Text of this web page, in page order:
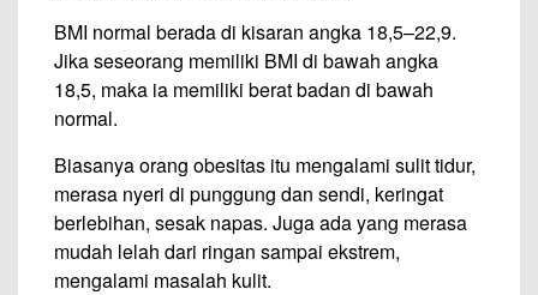
BMI normal berada di kisaran angka 18,5–22,9.
Jika seseorang memiliki BMI di bawah angka
18,5, maka ia memiliki berat badan di bawah
normal.
Biasanya orang obesitas itu mengalami sulit tidur,
merasa nyeri di punggung dan sendi, keringat
berlebihan, sesak napas. Juga ada yang merasa
mudah lelah dari ringan sampai ekstrem,
mengalami masalah kulit.